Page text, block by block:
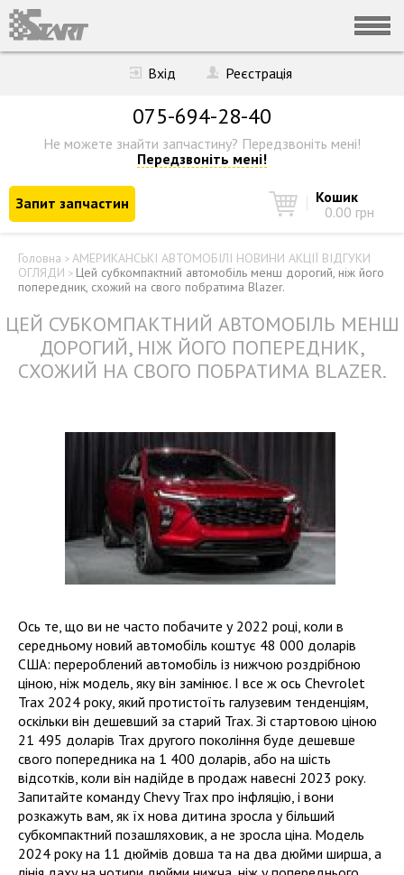
Вхід Реєстрація
075-694-28-40
Не можете знайти запчастину? Передзвоніть мені!
Передзвоніть мені!
Запит запчастин
Кошик
0.00 грн
Головна > АМЕРИКАНСЬКІ АВТОМОБІЛІ НОВИНИ АКЦІЇ ВІДГУКИ
ОГЛЯДИ > Цей субкомпактний автомобіль менш дорогий, ніж його
попередник, схожий на свого побратима Blazer.
ЦЕЙ СУБКОМПАКТНИЙ АВТОМОБІЛЬ МЕНШ
ДОРОГИЙ, НІЖ ЙОГО ПОПЕРЕДНИК,
СХОЖИЙ НА СВОГО ПОБРАТИМА BLAZER.
Ось те, що ви не часто побачите у 2022 році, коли в
середньому новий автомобіль коштує 48 000 доларів
США: перероблений автомобіль із нижчою роздрібною
ціною, ніж модель, яку він замінює. І все ж ось Chevrolet
Trax 2024 року, який протистоїть галузевим тенденціям,
оскільки він дешевший за старий Trax. Зі стартовою ціною
21 495 доларів Trax другого покоління буде дешевше
свого попередника на 1 400 доларів, або на шість
відсотків, коли він надійде в продаж навесні 2023 року.
Запитайте команду Chevy Trax про інфляцію, і вони
розкажуть вам, як їх нова дитина зросла у більший
субкомпактний позашляховик, а не зросла ціна. Модель
2024 року на 11 дюймів довша та на два дюйми ширша, а